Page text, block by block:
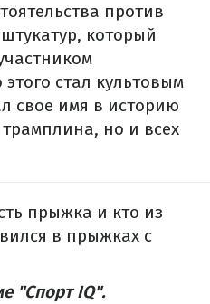
против
который
стал культовым
свое имя в историю
но и всех
прыжка и кто из
в прыжках с
"Спорт IQ".